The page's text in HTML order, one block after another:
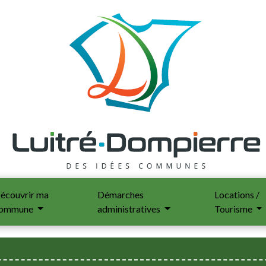
ma
Démarches
administratives
Locations /
Tourisme